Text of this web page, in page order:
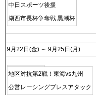
中日スポーツ後援
湖西市長杯争奪戦 黒潮杯
9月22日(金) ～ 9月25日(月)
地区対抗第2戦！東海vs九州
公営レーシングプレスアタック